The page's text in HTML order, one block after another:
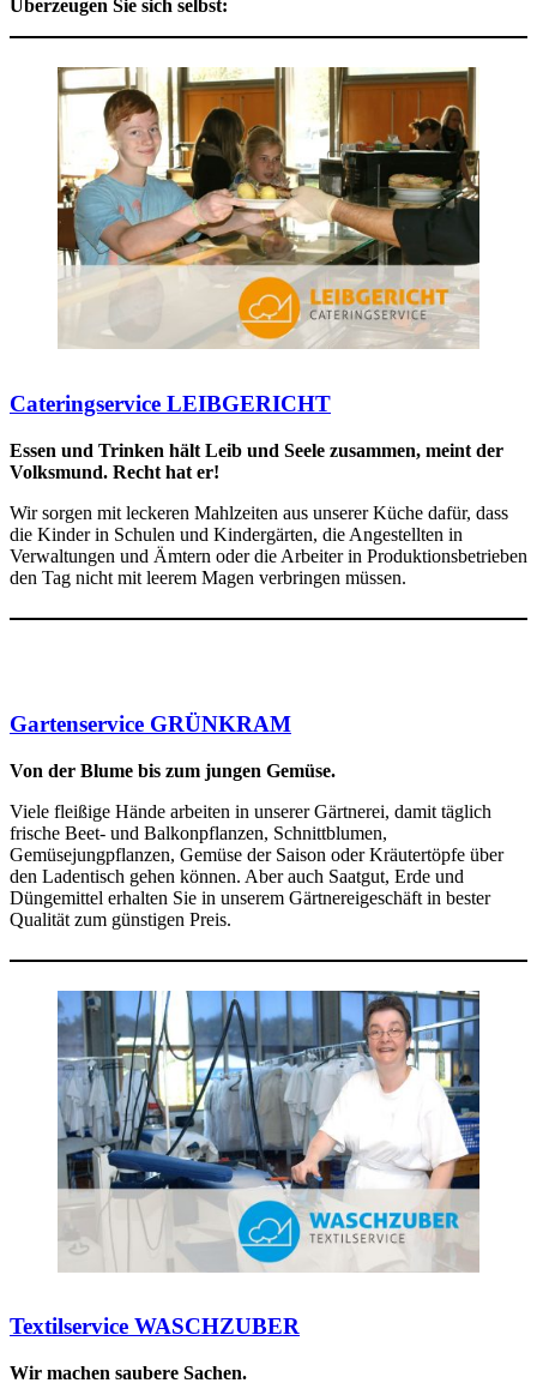
Überzeugen Sie sich selbst:
Cateringservice LEIBGERICHT
Essen und Trinken hält Leib und Seele zusammen, meint der
Volksmund. Recht hat er!
Wir sorgen mit leckeren Mahlzeiten aus unserer Küche dafür, dass
die Kinder in Schulen und Kindergärten, die Angestellten in
Verwaltungen und Ämtern oder die Arbeiter in Produktionsbetrieben
den Tag nicht mit leerem Magen verbringen müssen.
Gartenservice GRÜNKRAM
Von der Blume bis zum jungen Gemüse.
Viele fleißige Hände arbeiten in unserer Gärtnerei, damit täglich
frische Beet- und Balkonpflanzen, Schnittblumen,
Gemüsejungpflanzen, Gemüse der Saison oder Kräutertöpfe über
den Ladentisch gehen können. Aber auch Saatgut, Erde und
Düngemittel erhalten Sie in unserem Gärtnereigeschäft in bester
Qualität zum günstigen Preis.
Textilservice WASCHZUBER
Wir machen saubere Sachen.